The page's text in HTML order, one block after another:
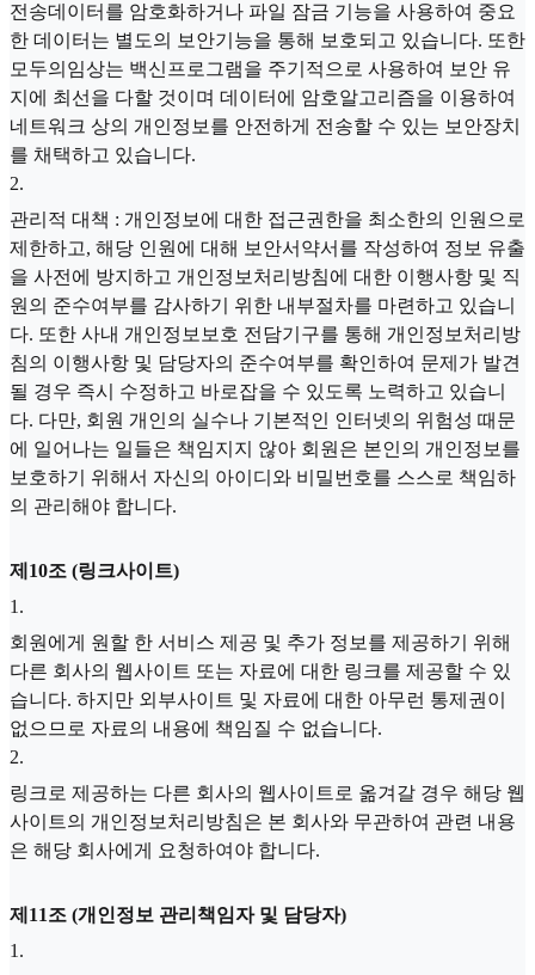
전송데이터를 암호화하거나 파일 잠금 기능을 사용하여 중요
한 데이터는 별도의 보안기능을 통해 보호되고 있습니다. 또한
모두의임상는 백신프로그램을 주기적으로 사용하여 보안 유
지에 최선을 다할 것이며 데이터에 암호알고리즘을 이용하여
네트워크 상의 개인정보를 안전하게 전송할 수 있는 보안장치
를 채택하고 있습니다.
2.
관리적 대책 : 개인정보에 대한 접근권한을 최소한의 인원으로
제한하고, 해당 인원에 대해 보안서약서를 작성하여 정보 유출
을 사전에 방지하고 개인정보처리방침에 대한 이행사항 및 직
원의 준수여부를 감사하기 위한 내부절차를 마련하고 있습니
다. 또한 사내 개인정보보호 전담기구를 통해 개인정보처리방
침의 이행사항 및 담당자의 준수여부를 확인하여 문제가 발견
될 경우 즉시 수정하고 바로잡을 수 있도록 노력하고 있습니
다. 다만, 회원 개인의 실수나 기본적인 인터넷의 위험성 때문
에 일어나는 일들은 책임지지 않아 회원은 본인의 개인정보를
보호하기 위해서 자신의 아이디와 비밀번호를 스스로 책임하
의 관리해야 합니다.
제10조 (링크사이트)
1 .
회원에게 원할 한 서비스 제공 및 추가 정보를 제공하기 위해
다른 회사의 웹사이트 또는 자료에 대한 링크를 제공할 수 있
습니다. 하지만 외부사이트 및 자료에 대한 아무런 통제권이
없으므로 자료의 내용에 책임질 수 없습니다.
2.
링크로 제공하는 다른 회사의 웹사이트로 옮겨갈 경우 해당 웹
사이트의 개인정보처리방침은 본 회사와 무관하여 관련 내용
은 해당 회사에게 요청하여야 합니다.
제11조 (개인정보 관리책임자 및 담당자)
1 .